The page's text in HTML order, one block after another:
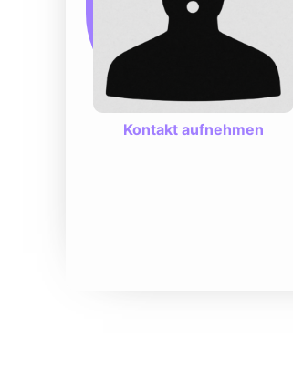
Kontakt aufnehmen